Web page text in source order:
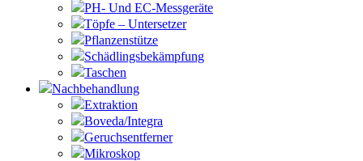
PH- Und EC-Messgeräte
Töpfe – Untersetzer
Pflanzenstütze
Schädlingsbekämpfung
Taschen
Nachbehandlung
Extraktion
Boveda/Integra
Geruchsentferner
Mikroskop